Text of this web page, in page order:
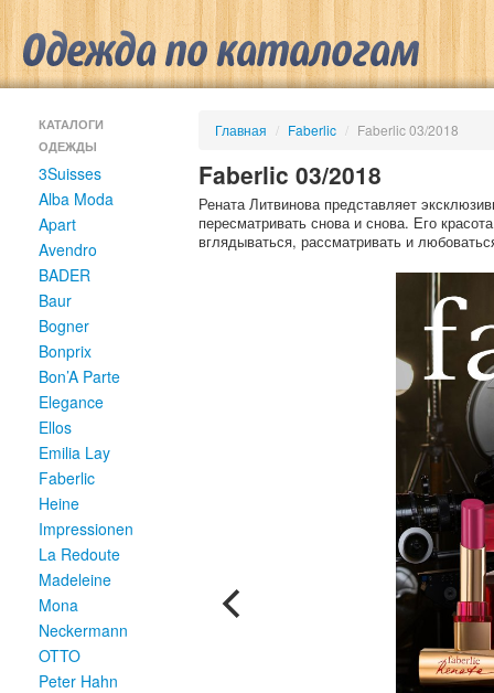
КАТАЛОГИ
ОДЕЖДЫ
3Suisses
Alba Moda
Apart
Avendro
BADER
Baur
Bogner
Bonprix
Bon’A Parte
Elegance
Ellos
Emilia Lay
Faberlic
Heine
Impressionen
La Redoute
Madeleine
Mona
Neckermann
OTTO
Peter Hahn
Главная / Faberlic / Faberlic 03/2018
Faberlic 03/2018
Рената Литвинова представляет
пересматривать снова и снова. Его
вглядываться, рассматривать и